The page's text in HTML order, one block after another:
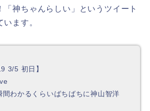
「神ちゃんらしい」というツイート
ます。
3/5 初日】
間わかるくらいばちばちに神山智洋